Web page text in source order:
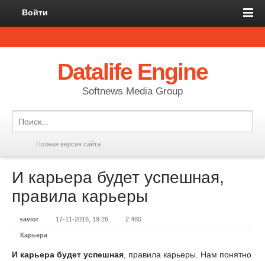
Войти
Datalife Engine
Softnews Media Group
Полная версия сайта
И карьера будет успешная,
правила карьеры
savior 17-11-2016, 19:26 2 480
Карьера
И карьера будет успешная , правила карьеры. Нам понятно